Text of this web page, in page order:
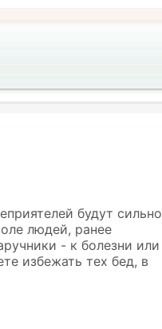
будут сильно
людей, ранее
- к болезни или
избежать тех бед, в